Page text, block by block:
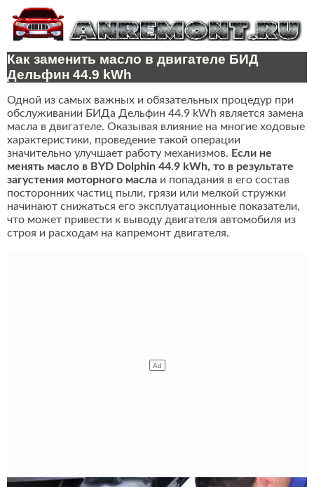
Как заменить масло в двигателе БИД
Дельфин 44.9 kWh
Одной из самых важных и обязательных процедур при
обслуживании БИДа Дельфин 44.9 kWh является замена
масла в двигателе. Оказывая влияние на многие ходовые
характеристики, проведение такой операции
значительно улучшает работу механизмов. Если не
менять масло в BYD Dolphin 44.9 kWh, то в результате
загустения моторного масла и попадания в его состав
посторонних частиц пыли, грязи или мелкой стружки
начинают снижаться его эксплуатационные показатели,
что может привести к выводу двигателя автомобиля из
строя и расходам на капремонт двигателя.